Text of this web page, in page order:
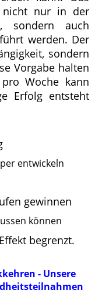
nicht nur in der
sondern auch
werden. Der
sondern
Vorgabe halten
Woche kann
Erfolg entsteht
entwickeln
gewinnen
können
begrenzt.
- Unsere